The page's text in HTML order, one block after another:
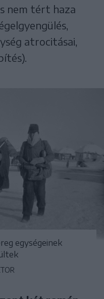
nem tért haza
atrocitásai,
egységeinek